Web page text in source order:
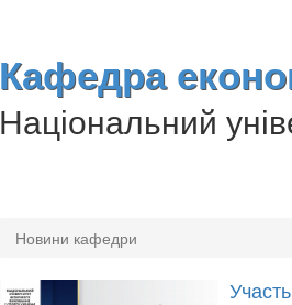
Кафедра
Національний
Новини кафедри